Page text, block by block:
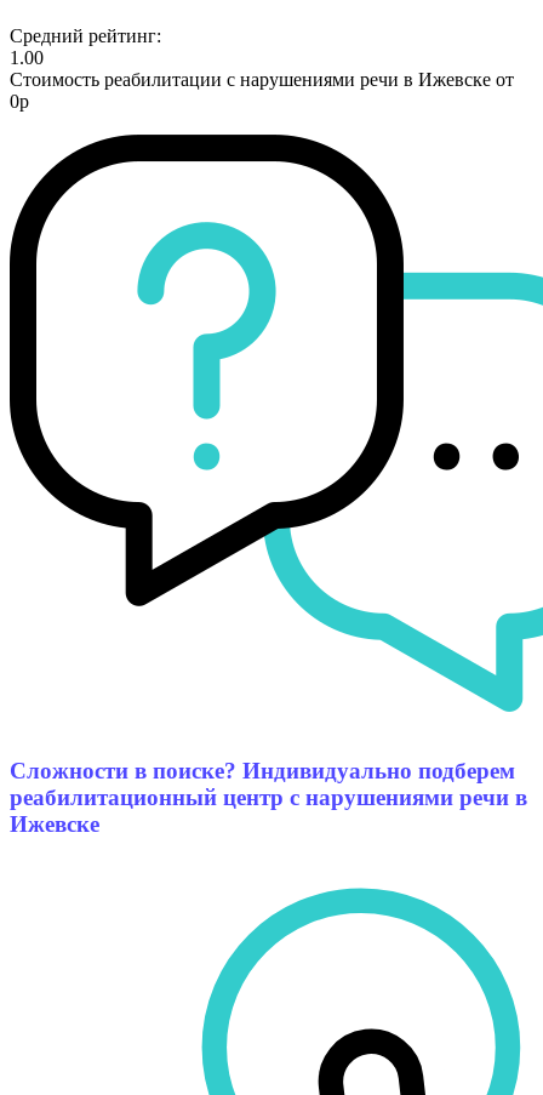
Средний рейтинг:
1.00
Стоимость реабилитации с нарушениями речи в Ижевске от
0р
Сложности в поиске? Индивидуально подберем
реабилитационный центр с нарушениями речи в
Ижевске